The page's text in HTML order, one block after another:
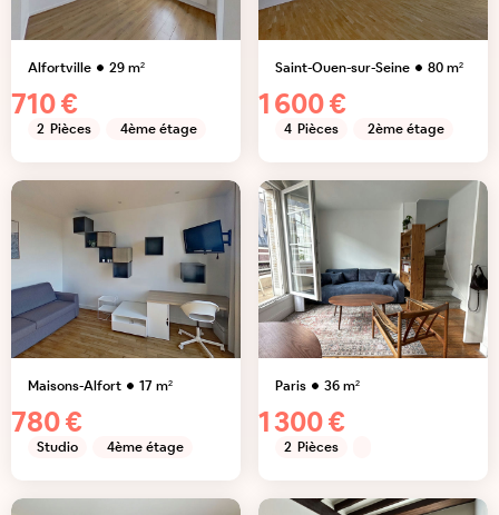
Alfortville 29m²
710 €
2 Pièces 4ème étage
Saint-Ouen-sur-Seine 80m²
1 600 €
4 Pièces 2ème étage
Maisons-Alfort 17m²
780 €
Studio 4ème étage
Paris 36m²
1 300 €
2 Pièces